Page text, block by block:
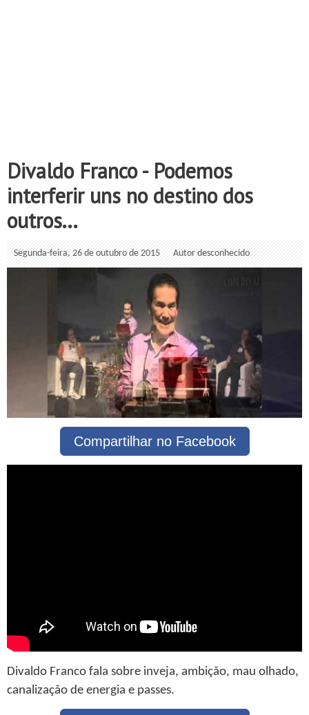
Divaldo Franco - Podemos
interferir uns no destino dos
outros...
Segunda-feira, 26 de outubro de 2015 Autor desconhecido
Compartilhar no Facebook
Divaldo Franco fala sobre inveja, ambição, mau olhado,
canalização de energia e passes.